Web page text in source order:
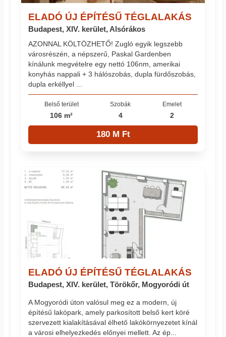
ELADÓ ÚJ ÉPÍTÉSŰ TÉGLALAKÁS
Budapest, XIV. kerület, Alsórákos
AZONNAL KÖLTÖZHETŐ! Zugló egyik legszebb
városrészén, a népszerű, Paskal Gardenben
kínálunk megvételre egy nettó 106nm, amerikai
konyhás nappali + 3 hálószobás, dupla fürdőszobás,
dupla erkéllyel ...
Belső terület
106 m²
Szobák
4
Emelet
2
180 M Ft
ELADÓ ÚJ ÉPÍTÉSŰ TÉGLALAKÁS
Budapest, XIV. kerület, Törökőr, Mogyoródi út
A Mogyoródi úton valósul meg ez a modern, új
építésű lakópark, amely parkosított belső kert köré
szervezett kialakításával élhető lakókörnyezetet kínál
a városi elhelyezkedés előnyei mellett. Az ép...